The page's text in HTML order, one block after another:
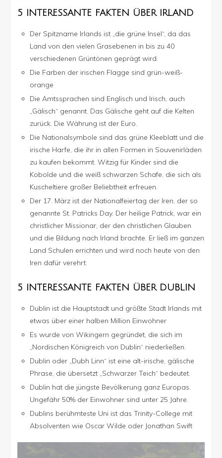
5 INTERESSANTE FAKTEN ÜBER IRLAND
Der Spitzname Irlands ist „die grüne Insel“, da das
Land von den vielen Grasebenen in bis zu 40
verschiedenen Grüntönen geprägt wird.
Die Farben der irischen Flagge sind grün-weiß-
orange
Die Amtssprachen sind Englisch und Irisch, auch
„Gälisch“ genannt. Das Gälische geht auf die Kelten
zurück. Die Währung ist der Euro.
Die Nationalsymbole sind das grüne Kleeblatt und die
irische Harfe, die ihr in allen Formen in Souvenirläden
zu kaufen bekommt. Witzig für Kinder sind die
Kobolde und die weiß schwarzen Schafe, die sich als
Kuscheltiere großer Beliebtheit erfreuen.
Der 17. März ist der Nationalfeiertag der Iren, der so
genannte St. Patricks Day. Der heilige Patrick, war ein
christlicher Missionar, der den christlichen Glauben
und die Bildung nach Irland brachte. Er ließ im ganzen
Land Schulen errichten und wird noch heute von den
Iren dafür verehrt.
5 INTERESSANTE FAKTEN ÜBER DUBLIN
Dublin ist die Hauptstadt und größte Stadt Irlands mit
etwas über einer halben Million Einwohner
Es wurde von Wikingern gegründet, die sich im
„Nordischen Königreich von Dublin“ niederließen.
Dublin oder „Dubh Linn“ ist eine alt-irische, gälische
Phrase, die übersetzt „Schwarzer Teich“ bedeutet.
Dublin hat die jüngste Bevölkerung ganz Europas.
Ungefähr 50% der Einwohner sind unter 25 Jahre.
Dublins berühmteste Uni ist das Trinity-College mit
Absolventen wie Oscar Wilde oder Jonathan Swift